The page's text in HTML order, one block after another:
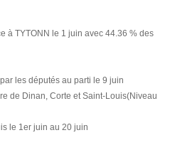
à TYTONN le 1 juin avec 44.36 % des
les députés au parti le 9 juin
de Dinan, Corte et Saint-Louis(Niveau
le 1er juin au 20 juin